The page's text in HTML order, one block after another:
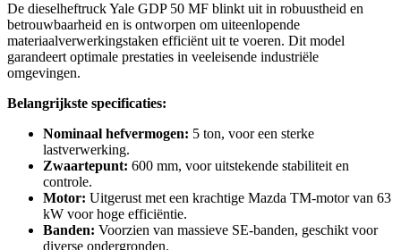
De dieselheftruck Yale GDP 50 MF blinkt uit in robuustheid en
betrouwbaarheid en is ontworpen om uiteenlopende
materiaalverwerkingstaken efficiënt uit te voeren. Dit model
garandeert optimale prestaties in veeleisende industriële
omgevingen.
Belangrijkste specificaties:
Nominaal hefvermogen: 5 ton, voor een sterke
lastverwerking.
Zwaartepunt: 600 mm, voor uitstekende stabiliteit en
controle.
Motor: Uitgerust met een krachtige Mazda TM-motor van 63
kW voor hoge efficiëntie.
Banden: Voorzien van massieve SE-banden, geschikt voor
diverse ondergronden.